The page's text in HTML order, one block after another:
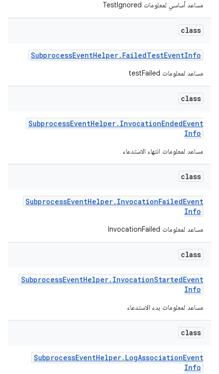
مساعد أساسي لمعلومات TestIgnored
class
SubprocessEventHelper. FailedTestEventInfo
مساعد لمعلومات testFailed
class
SubprocessEventHelper. InvocationEndedEvent
Info
مساعد لمعلومات انتهاء الاستدعاء
class
SubprocessEventHelper. InvocationFailedEvent
Info
مساعد لمعلومات InvocationFailed
class
SubprocessEventHelper. InvocationStartedEvent
Info
مساعد لمعلومات بدء الاستدعاء
class
SubprocessEventHelper. LogAssociationEvent
Info